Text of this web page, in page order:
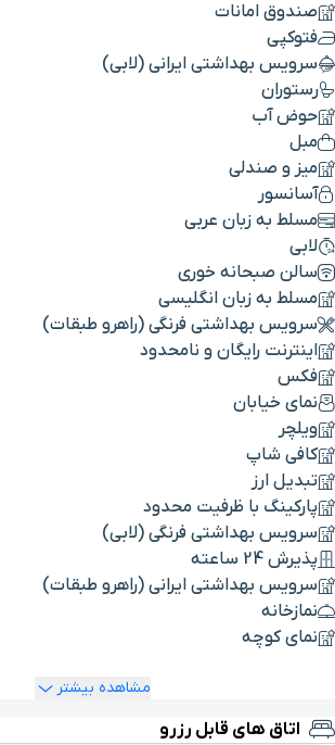
صندوق امانات
فتوکپی
سرویس بهداشتی ایرانی (لابی)
رستوران
حوض آب
مبل
میز و صندلی
آسانسور
مسلط به زبان عربی
لابی
سالن صبحانه خوری
مسلط به زبان انگلیسی
سرویس بهداشتی فرنگی (راهرو طبقات)
اینترنت رایگان و نامحدود
فکس
نمای خیابان
ویلچر
کافی شاپ
تبدیل ارز
پارکینگ با ظرفیت محدود
سرویس بهداشتی فرنگی (لابی)
پذیرش 24 ساعته
سرویس بهداشتی ایرانی (راهرو طبقات)
نمازخانه
نمای کوچه
مشاهده بیشتر
اتاق های قابل رزرو